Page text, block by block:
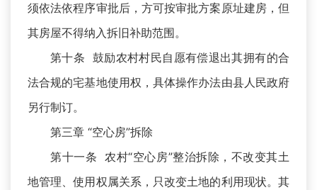
须依法依程序审批后，方可按审批方案原址建房，但
其房屋不得纳入拆旧补助范围。
第十条 鼓励农村村民自愿有偿退出其拥有的合
法合规的宅基地使用权，具体操作办法由县人民政府
另行制订。
第三章 “空心房”拆除
第十一条 农村“空心房”整治拆除，不改变其土
地管理、使用权属关系，只改变土地的利用现状。其